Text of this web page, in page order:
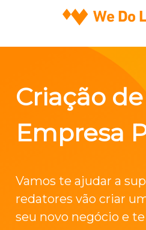
Criação
Empresa
Vamos te ajudar a
redatores vão criar
seu novo negócio e